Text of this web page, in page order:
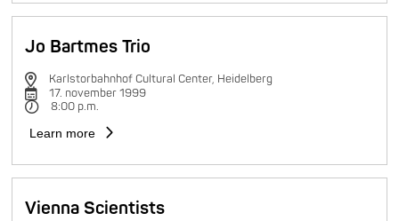
Jo Bartmes Trio
Karlstorbahnhof Cultural Center, Heidelberg
17. november 1999
8:00 p.m.
Learn more
Vienna Scientists